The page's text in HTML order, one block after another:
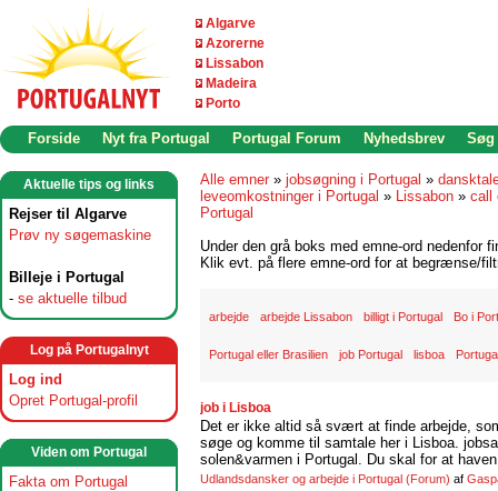
Algarve
Azorerne
Lissabon
Madeira
Porto
Forside Nyt fra Portugal Portugal Forum Nyhedsbrev Søg
Aktuelle tips og links
Rejser til Algarve
Prøv ny søgemaskine
Billeje i Portugal
- se aktuelle tilbud
Log på Portugalnyt
Log ind
Opret Portugal-profil
Viden om Portugal
Fakta om Portugal
Alle emner » jobsøgning i Portugal »
leveomkostninger i Portugal » Lissabon » call
Portugal
Under den grå boks med emne-ord nedenfor
Klik evt. på flere emne-ord for at begrænse/
arbejde arbejde Lissabon billigt i Portugal Bo i
Portugal eller Brasilien job Portugal lisboa
job i Lisboa
Det er ikke altid så svært at finde arbejde,
søge og komme til samtale her i Lisboa.
solen&varmen i Portugal. Du skal for at
Udlandsdansker og arbejde i Portugal (Forum) af